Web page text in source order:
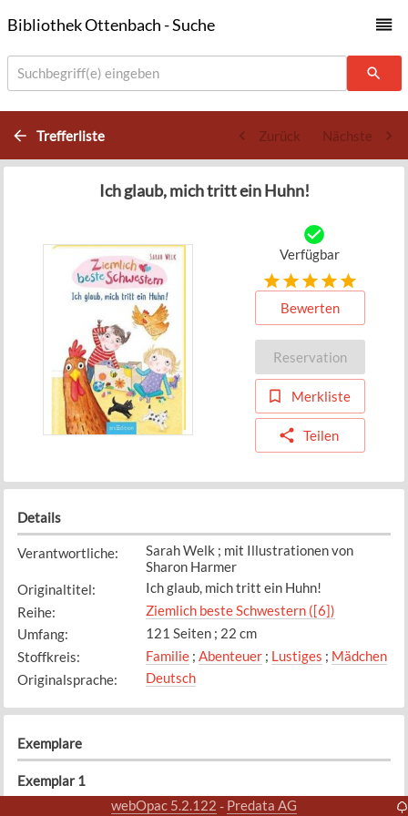
Bibliothek Ottenbach - Suche
Suchbegriff(e) eingeben
Trefferliste Zurück Nächste
Ich glaub, mich tritt ein Huhn!
Verfügbar
Bewerten
Reservation
Merkliste
Teilen
Details
Verantwortliche:
Sarah Welk ; mit Illustrationen von
Sharon Harmer
Originaltitel:
Ich glaub, mich tritt ein Huhn!
Reihe:
Ziemlich beste Schwestern ([6])
Umfang:
121 Seiten ; 22 cm
Stoffkreis: Familie; Abenteuer; Lustiges ; Mädchen
Originalsprache: Deutsch
Exemplare
Exemplar 1
Bibliothek
webOpac 5.2.122 - Predata AG